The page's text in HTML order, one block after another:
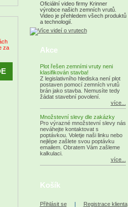
za
Oficiální video firmy Krinner
výrobce našich zemních vrutů.
Video je přehledem všech produktů
a technologií.
Akce
Plot řešen zemními vruty neni
klasifikován stavba!
Z legislativního hlediska není plot
postaven pomocí zemních vrutů
brán jako stavba. Nemusíte tedy
žádat stavební povolení.
více...
Množstevní slevy dle zakázky
Pro výrazné množstevní slevy nás
neváhejte kontaktovat s
poptávkou. Voletje naši linku nebo
nejlépe zašlete svou poptávku
emailem. Obratem Vám zašleme
kalkulaci.
více...
Košík
Přihlásit se| Registrace klienta